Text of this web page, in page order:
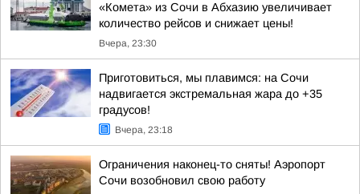
«Комета» из Сочи в Абхазию увеличивает
количество рейсов и снижает цены!
Вчера, 23:30
Приготовиться, мы плавимся: на Сочи
надвигается экстремальная жара до +35
градусов!
Вчера, 23:18
Ограничения наконец-то сняты! Аэропорт
Сочи возобновил свою работу